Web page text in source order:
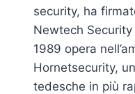
security, ha
Newtech
1989 opera
Hornetsecurity,
tedesche in più